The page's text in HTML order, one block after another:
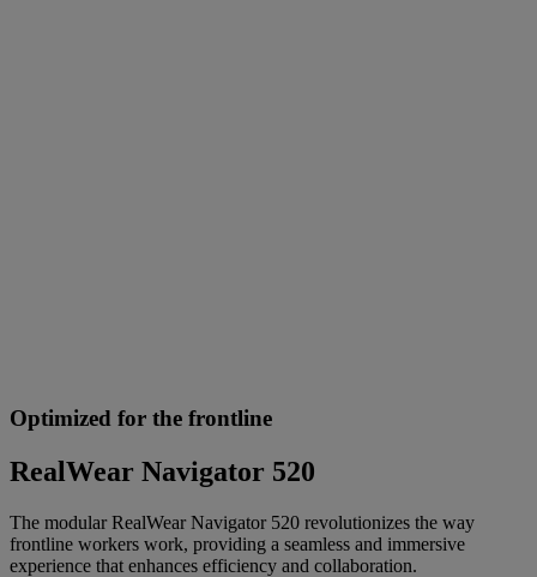
Optimized for the frontline
RealWear Navigator 520
The modular RealWear Navigator 520 revolutionizes the way
frontline workers work, providing a seamless and immersive
experience that enhances efficiency and collaboration.